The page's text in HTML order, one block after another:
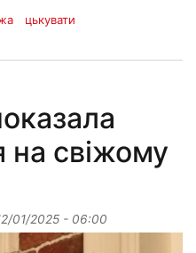
цькувати
на свіжому
01/2025 - 06:00